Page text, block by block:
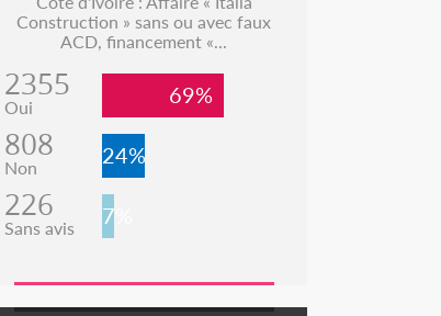
Construction » sans ou avec faux
ACD, financement «...
2355
Oui 69%
808
Non 24%
226
Sans avis 7%